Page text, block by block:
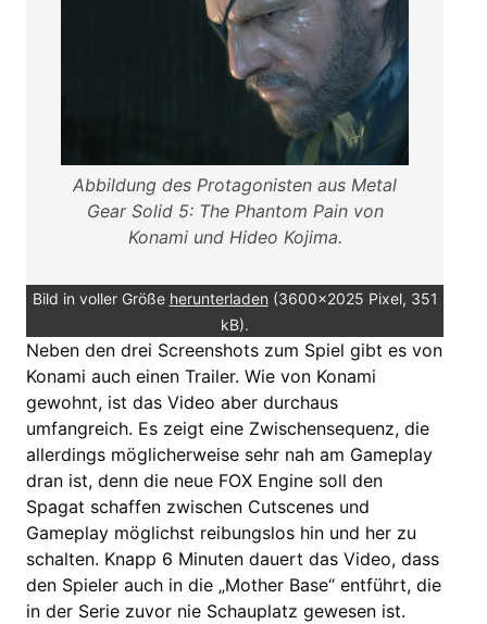
Abbildung des Protagonisten aus Metal
Gear Solid 5: The Phantom Pain von
Konami und Hideo Kojima.
Bild in voller Größe herunterladen (3600x2025 Pixel, 351
kB).
Neben den drei Screenshots zum Spiel gibt es von
Konami auch einen Trailer. Wie von Konami
gewohnt, ist das Video aber durchaus
umfangreich. Es zeigt eine Zwischensequenz, die
allerdings möglicherweise sehr nah am Gameplay
dran ist, denn die neue FOX Engine soll den
Spagat schaffen zwischen Cutscenes und
Gameplay möglichst reibungslos hin und her zu
schalten. Knapp 6 Minuten dauert das Video, dass
den Spieler auch in die „Mother Base“ entführt, die
in der Serie zuvor nie Schauplatz gewesen ist.